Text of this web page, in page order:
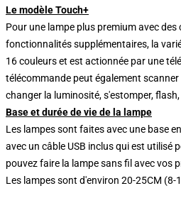
Le modèle Touch+
Pour une lampe plus premium avec des
fonctionnalités supplémentaires, la
16 couleurs et est actionnée par une
télécommande peut également
changer la luminosité, s'estomper,
Base et durée de vie de la lampe
Les lampes sont faites avec une base
avec un câble USB inclus qui est utilisé
pouvez faire la lampe sans fil avec vos
Les lampes sont d'environ 20-25CM (8-